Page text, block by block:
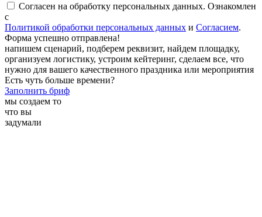
Согласен на обработку персональных данных. Ознакомлен
с
Политикой обработки персональных данных и Согласием.
Форма успешно отправлена!
напишем сценарий, подберем реквизит, найдем площадку,
организуем логистику, устроим кейтеринг, сделаем все, что
нужно для вашего качественного праздника или мероприятия
Есть чуть больше времени?
Заполнить бриф
мы создаем то
что вы
задумали